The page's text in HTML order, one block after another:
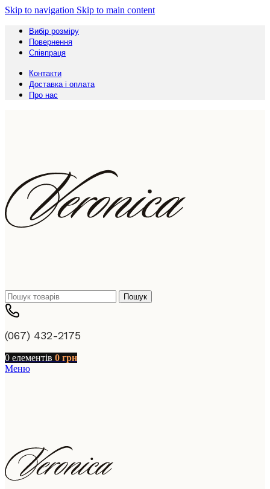
Skip to navigation Skip to main content
Вибір розміру
Повернення
Співпраця
Контакти
Доставка і оплата
Про нас
Пошук
(067) 432-2175
0 елементів 0 грн
Меню